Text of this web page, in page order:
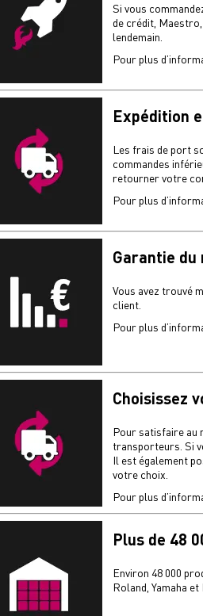
Si vous
de crédit,
lendemain.
Pour plus
Expédition
Les frais de port
commandes
retourner votre
Pour plus
Garantie
Vous avez trouvé
client.
Pour plus
Choisissez
Pour satisfaire au
transporteurs. Si
Il est également
votre choix.
Pour plus
Plus de 48
Environ 48 000
Roland, Yamaha